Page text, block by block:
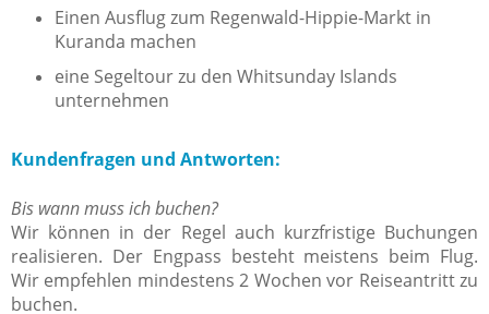
Einen Ausflug zum Regenwald-Hippie-Markt in
Kuranda machen
eine Segeltour zu den Whitsunday Islands
unternehmen
Kundenfragen und Antworten:
Bis wann muss ich buchen?
Wir können in der Regel auch kurzfristige Buchungen
realisieren. Der Engpass besteht meistens beim Flug.
Wir empfehlen mindestens 2 Wochen vor Reiseantritt zu
buchen.